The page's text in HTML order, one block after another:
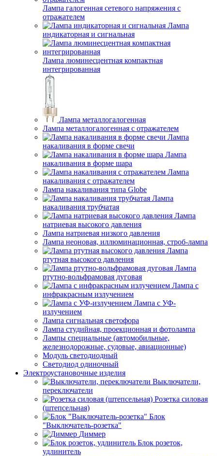
Лампа галогенная сетевого напряжения с
отражателем
Лампа
индикаторная и сигнальная
Лампа люминесцентная компактная
интегрированная
Лампа металлогалогенная
Лампа металлогалогенная с отражателем
Лампа
накаливания в форме свечи
Лампа
накаливания в форме шара
Лампа
накаливания с отражателем
Лампа накаливания типа Globe
Лампа
накаливания трубчатая
Лампа
натриевая высокого давления
Лампа натриевая низкого давления
Лампа неоновая, иллюминационная, строб-лампа
Лампа
ртутная высокого давления
Лампа
ртутно-вольфрамовая дуговая
Лампа с
инфракрасным излучением
Лампа с УФ-
излучением
Лампа сигнальная светофора
Лампа студийная, проекционная и фотолампа
Лампы специальные (автомобильные,
железнодорожные, судовые, авиационные)
Модуль светодиодный
Светодиод одиночный
Электроустановочные изделия
Выключатели,
переключатели
Розетка силовая
(штепсельная)
Блок
"Выключатель-розетка"
Диммер
Блок розеток,
удлинитель